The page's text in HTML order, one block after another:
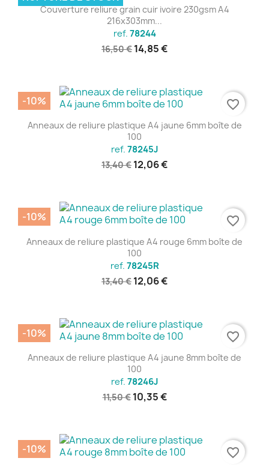
Couverture reliure grain cuir ivoire 230gsm A4
216x303mm...
ref. 78244
16,50 € 14,85 €
Anneaux de reliure plastique A4 jaune 6mm boîte de
100
ref. 78245J
13,40 € 12,06 €
-10% favorite_border
Anneaux de reliure plastique A4 rouge 6mm boîte de
100
ref. 78245R
13,40 € 12,06 €
-10% favorite_border
Anneaux de reliure plastique A4 jaune 8mm boîte de
100
ref. 78246J
11,50 € 10,35 €
-10% favorite_border
-10% favorite_border